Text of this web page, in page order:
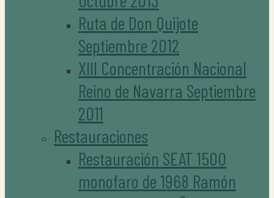
Ruta de Don Quijote
Septiembre 2012
XIII Concentración Nacional
Reino de Navarra Septiembre
2011
Restauraciones
Restauración SEAT 1500
monofaro de 1968 Ramón